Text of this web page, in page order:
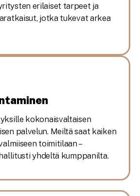
erilaiset tarpeet ja
jotka tukevat arkea
kokonaisvaltaisen
palvelun. Meiltä saat kaiken
toimitilaan –
yhdeltä kumppanilta.